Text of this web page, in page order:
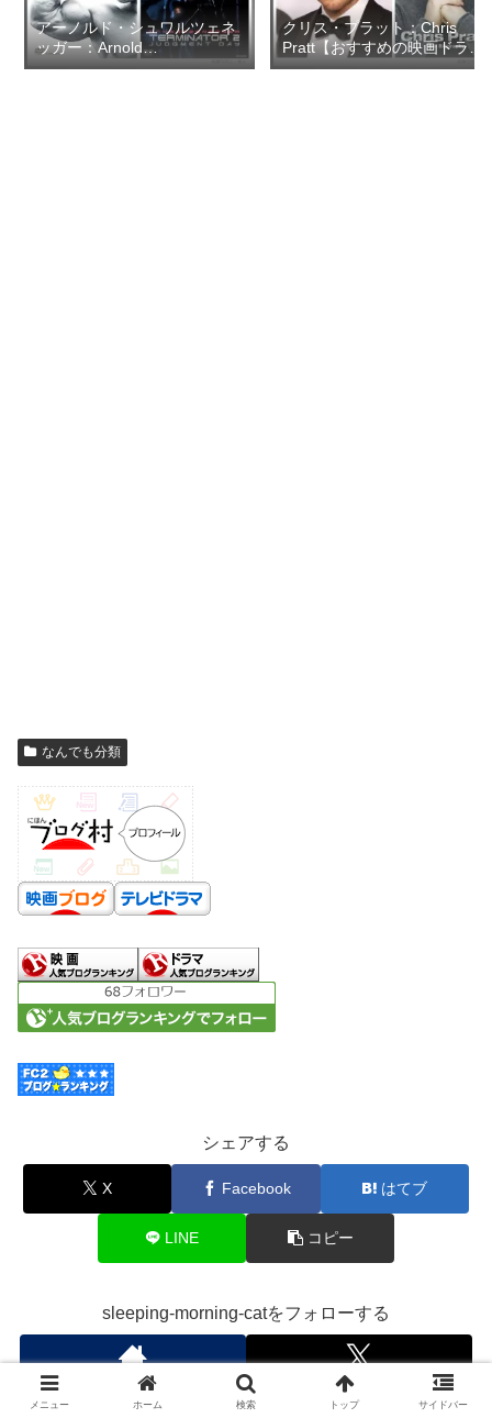
アーノルド・シュワルツェネ
ッガー：Arnold
Schwarzenegger【おすすめ
クリス・プラット：Chris
Pratt【おすすめの映画ドラマ
集】
なんでも分類
シェアする
X Facebook はてブ
LINE コピー
sleeping-morning-catをフォローする
メニュー ホーム 検索 トップ サイドバー